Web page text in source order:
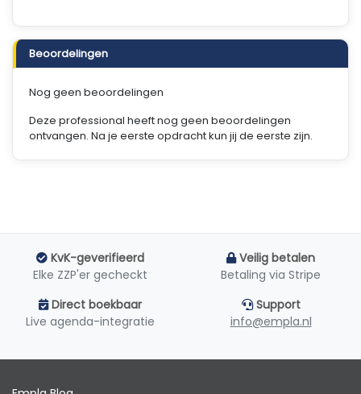
Beoordelingen
Nog geen beoordelingen
Deze professional heeft nog geen beoordelingen
ontvangen. Na je eerste opdracht kun jij de eerste zijn.
KvK-geverifieerd
Elke ZZP'er gecheckt
Veilig betalen
Betaling via Stripe
Direct boekbaar
Live agenda-integratie
Support
info@empla.nl